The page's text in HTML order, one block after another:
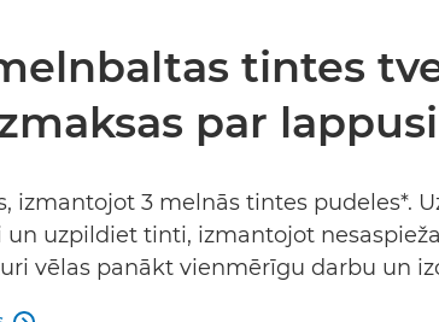
tintes
par lappusi
izmantojot 3 melnās tintes pudeles*.
uzpildiet tinti, izmantojot
vēlas panākt vienmērīgu darbu un